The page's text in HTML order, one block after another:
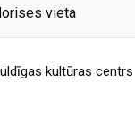
vieta
kultūras centrs